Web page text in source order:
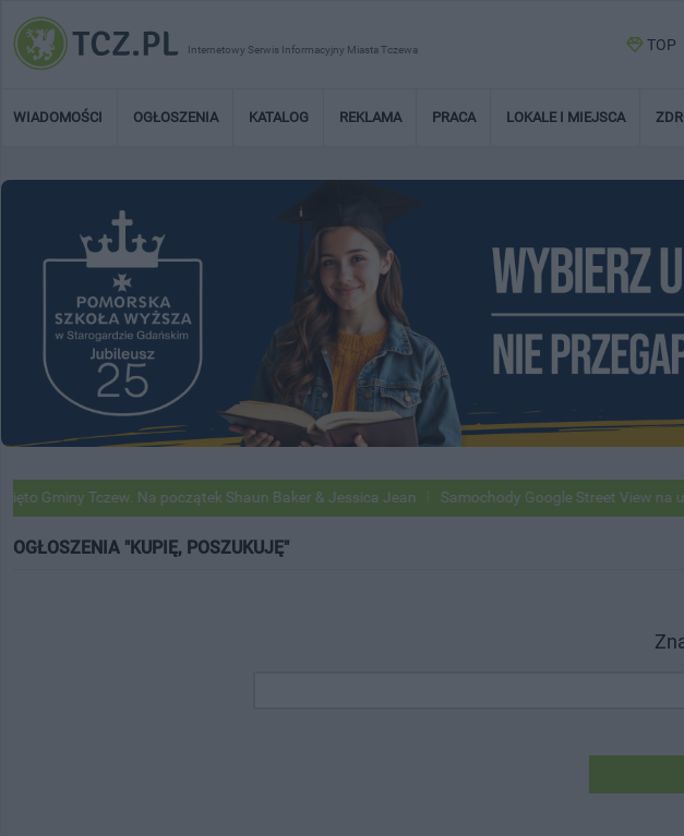
Internetowy Serwis Informacyjny Miasta Tczewa TOP
WIADOMOŚCI OGŁOSZENIA KATALOG REKLAMA PRACA LOKALE I MIEJSCA
Tczew. Na początek Shaun Baker & Jessica Jean Samochody Google Street View na
OGŁOSZENIA "KUPIĘ, POSZUKUJĘ"